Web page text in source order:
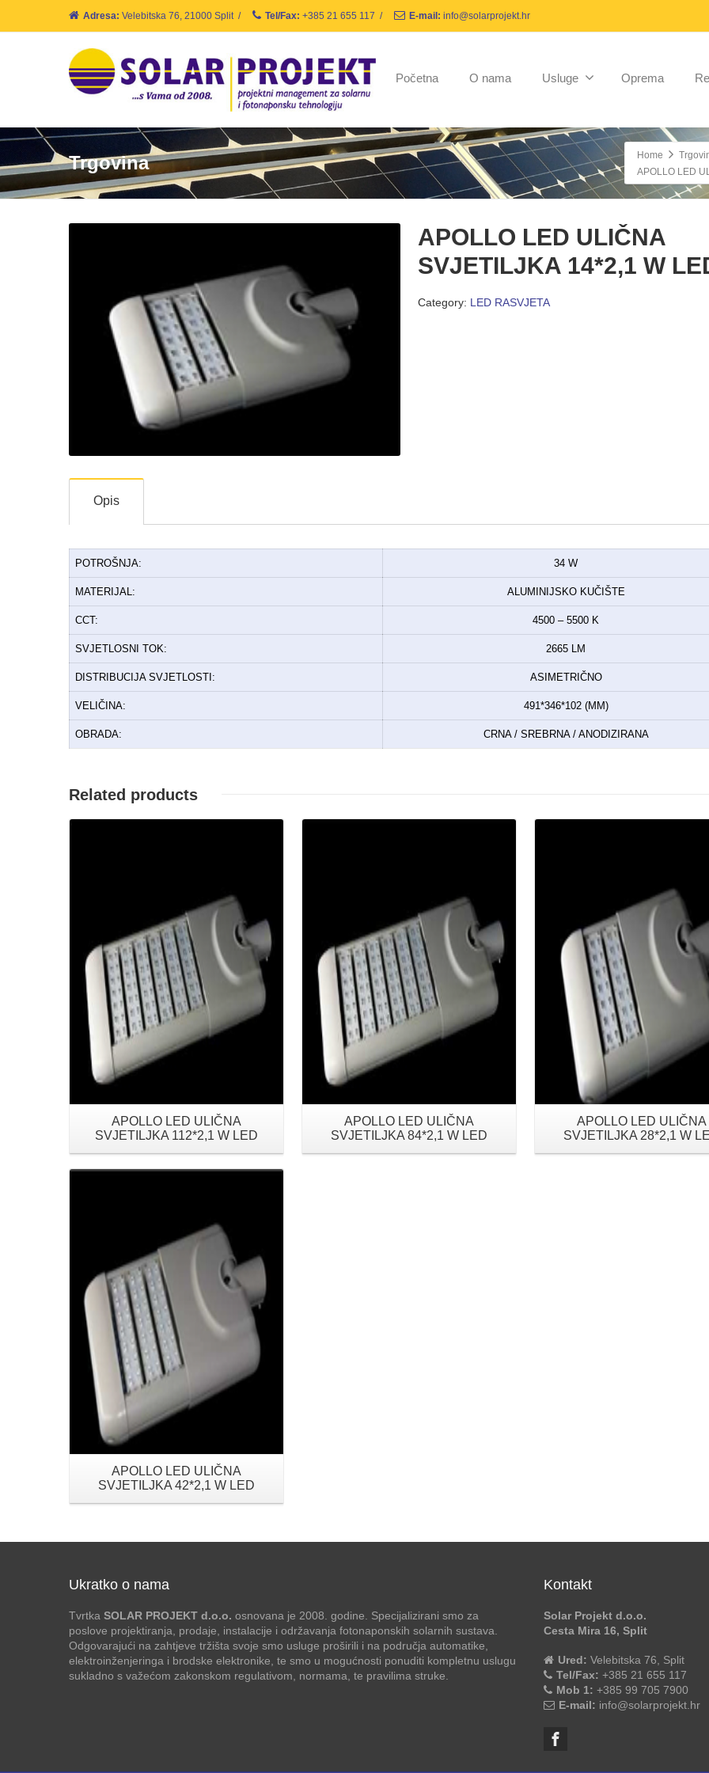
Adresa: Velebitska 76, 21000 Split / Tel/Fax: +385 21 655 117 / E-mail: info@solarprojekt.hr
Početna O nama Usluge Oprema
Trgovina Home
APOLLO LED
APOLLO LED ULIČNA
SVJETILJKA 14*2,1 W
Category: LED RASVJETA
Opis
POTROŠNJA: 34 W
MATERIJAL: ALUMINIJSKO KUČIŠTE
CCT: 4500 – 5500 K
SVJETLOSNI TOK: 2665 LM
DISTRIBUCIJA SVJETLOSTI: ASIMETRIČNO
VELIČINA: 491*346*102 (MM)
OBRADA: CRNA / SREBRNA / ANODIZIRANA
Related products
APOLLO LED ULIČNA
SVJETILJKA 112*2,1 W LED
APOLLO LED ULIČNA
SVJETILJKA 84*2,1 W LED
APOLLO LED ULIČNA
SVJETILJKA 28*2,1 W
Details
APOLLO LED ULIČNA
SVJETILJKA 42*2,1 W LED
Ukratko o nama
Tvrtka SOLAR PROJEKT d.o.o. osnovana je 2008. godine. Specijalizirani smo za
poslove projektiranja, prodaje, instalacije i održavanja fotonaponskih solarnih sustava.
Odgovarajući na zahtjeve tržišta svoje smo usluge proširili i na područja automatike,
elektroinženjeringa i brodske elektronike, te smo u mogućnosti ponuditi kompletnu uslugu
sukladno s važećom zakonskom regulativom, normama, te pravilima struke.
Kontakt
Solar Projekt d.o.o.
Cesta Mira 16, Split
Ured: Velebitska 76, Split
Tel/Fax: +385 21 655 117
Mob 1: +385 99 705 7900
E-mail: info@solarprojekt.hr